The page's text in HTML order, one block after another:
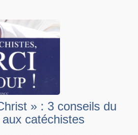
» : 3 conseils du
catéchistes